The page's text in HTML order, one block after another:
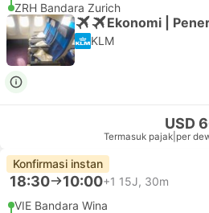
ZRH Bandara Zurich
Ekonomi |
KLM
USD
Termasuk pajak per
Konfirmasi instan
18:30 10:00+1 15J, 30m
VIE Bandara Wina